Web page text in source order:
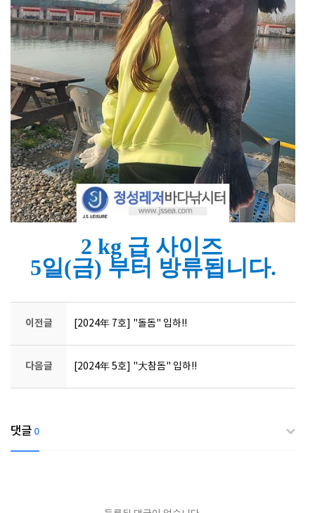
2 kg 급 사이즈
5일(금) 부터 방류됩니다.
이전글 [2024年 7호] "돌돔" 입하!!
다음글 [2024年 5호] "大참돔" 입하!!
댓글 0